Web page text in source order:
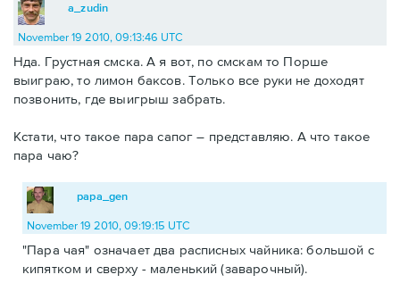
a_zudin
November 19 2010, 09:13:46 UTC
Нда. Грустная смска. А я вот, по смскам то Порше
выиграю, то лимон баксов. Только все руки не доходят
позвонить, где выигрыш забрать.
Кстати, что такое пара сапог – представляю. А что такое
пара чаю?
papa_gen
November 19 2010, 09:19:15 UTC
"Пара чая" означает два расписных чайника: большой с
кипятком и сверху - маленький (заварочный).